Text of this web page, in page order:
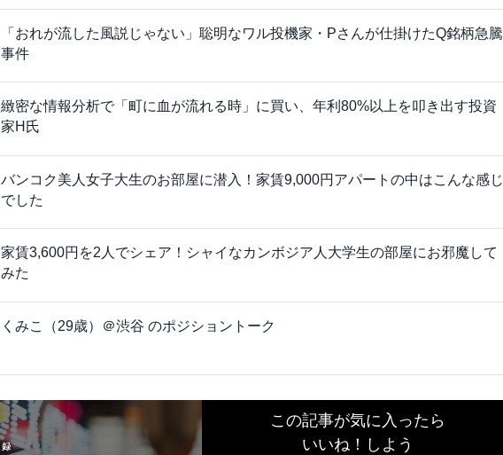
「おれが流した風説じゃない」聡明なワル投機家・Pさんが仕掛けたQ銘柄急騰
事件
緻密な情報分析で「町に血が流れる時」に買い、年利80%以上を叩き出す投資
家H氏
バンコク美人女子大生のお部屋に潜入！家賃9,000円アパートの中はこんな感じ
でした
家賃3,600円を2人でシェア！シャイなカンボジア人大学生の部屋にお邪魔して
みた
くみこ（29歳）＠渋谷 のポジショントーク
この記事が気に入ったら
いいね！しよう